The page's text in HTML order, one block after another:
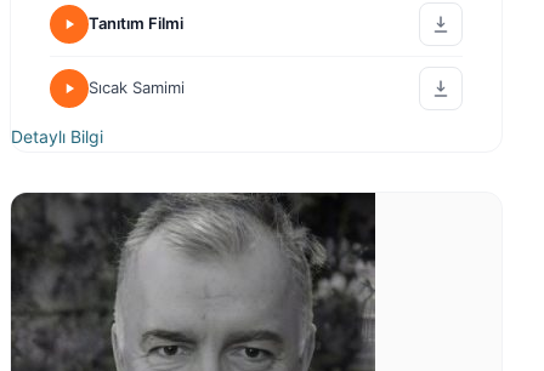
Tanıtım Filmi
Sıcak Samimi
Detaylı Bilgi